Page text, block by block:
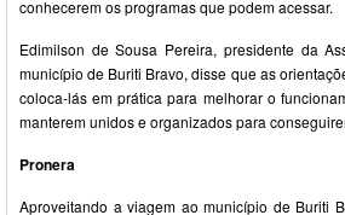
conhecerem os programas que podem acessar.
Edimilson de Sousa Pereira, presidente da
município de Buriti Bravo, disse que as
coloca-lás em prática para melhorar o
manterem unidos e organizados para
Pronera
Aproveitando a viagem ao município de Buriti